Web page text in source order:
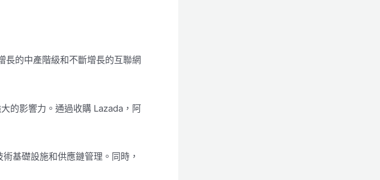
長的中產階級和不斷增長的互聯網
的影響力。通過收購 Lazada，阿
基礎設施和供應鏈管理。同時，